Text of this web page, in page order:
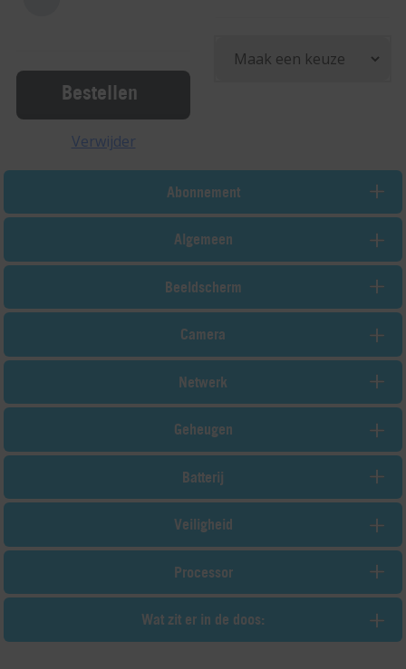
Bestellen
Verwijder
Abonnement
Algemeen
Beeldscherm
Camera
Netwerk
Geheugen
Batterij
Veiligheid
Processor
Wat zit er in de doos: